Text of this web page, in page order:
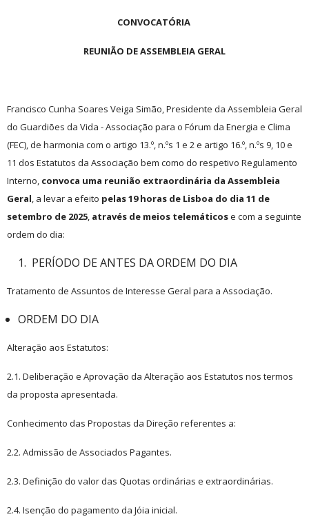
CONVOCATÓRIA
REUNIÃO DE ASSEMBLEIA GERAL
Francisco Cunha Soares Veiga Simão, Presidente da Assembleia Geral
do Guardiões da Vida - Associação para o Fórum da Energia e Clima
(FEC), de harmonia com o artigo 13.º, n.ºs 1 e 2 e artigo 16.º, n.ºs 9, 10 e
11 dos Estatutos da Associação bem como do respetivo Regulamento
Interno, convoca uma reunião extraordinária da Assembleia
Geral, a levar a efeito pelas 19 horas de Lisboa do dia 11 de
setembro de 2025, através de meios telemáticose com a seguinte
ordem do dia:
PERÍODO DE ANTES DA ORDEM DO DIA
Tratamento de Assuntos de Interesse Geral para a Associação.
ORDEM DO DIA
Alteração aos Estatutos:
2.1. Deliberação e Aprovação da Alteração aos Estatutos nos termos
da proposta apresentada.
Conhecimento das Propostas da Direção referentes a:
2.2. Admissão de Associados Pagantes.
2.3. Definição do valor das Quotas ordinárias e extraordinárias.
2.4. Isenção do pagamento da Jóia inicial.